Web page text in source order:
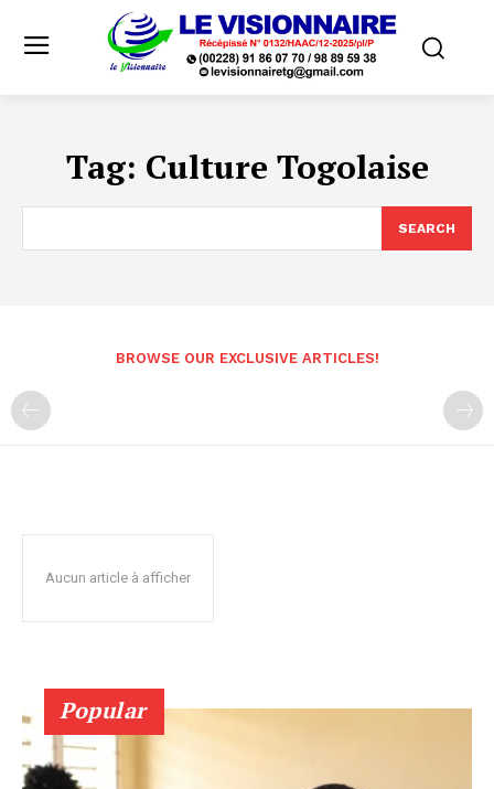
Tag: Culture Togolaise
SEARCH
BROWSE OUR EXCLUSIVE ARTICLES!
Aucun article à afficher
Popular